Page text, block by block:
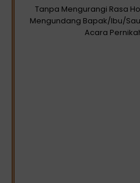
Tanpa Mengurangi Rasa
Mengundang Bapak/Ibu/
Acara